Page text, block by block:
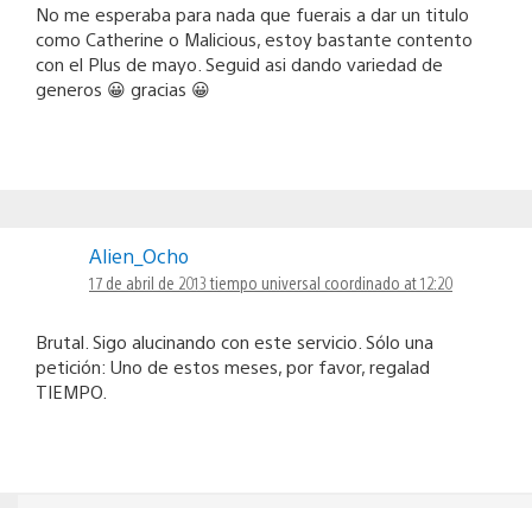
No me esperaba para nada que fuerais a dar un titulo
como Catherine o Malicious, estoy bastante contento
con el Plus de mayo. Seguid asi dando variedad de
generos 😀 gracias 😀
Alien_Ocho
17 de abril de 2013 tiempo universal coordinado at 12:20
Brutal. Sigo alucinando con este servicio. Sólo una
petición: Uno de estos meses, por favor, regalad
TIEMPO.